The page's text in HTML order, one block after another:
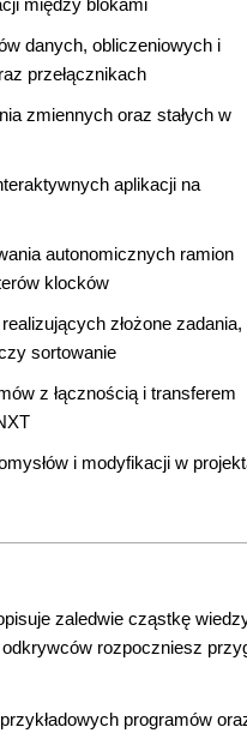
między blokami
danych, obliczeniowych i
przełącznikach
zmiennych oraz stałych w
aplikacji na
autonomicznych ramion
klocków
złożone zadania,
sortowanie
z łącznością i transferem
i modyfikacji w
zaledwie cząstkę
rozpoczniesz
programów